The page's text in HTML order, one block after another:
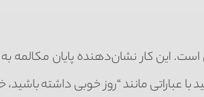
این کار نشان‌دهنده پایان مکالمه
عباراتی مانند “روز خوبی داشته